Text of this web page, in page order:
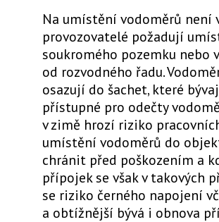
Na umístění vodoměrů není
provozovatelé požadují
soukromého pozemku
od rozvodného řadu.
osazují do šachet, které
přístupné pro odečty
v zimě hrozí riziko
umístění vodoměrů do
chránit před poškozením a
přípojek se však v takových
se riziko černého napojení
a obtížnější bývá i obnova